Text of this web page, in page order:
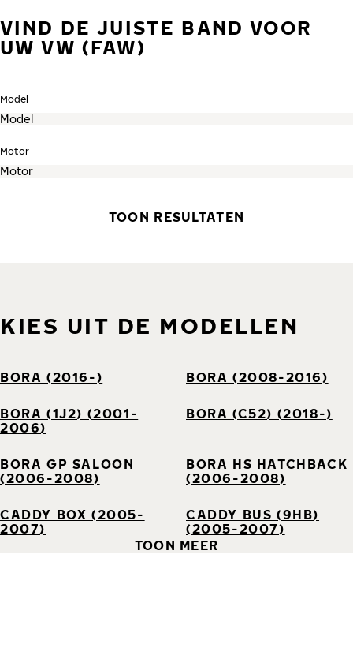
VIND DE JUISTE BAND VOOR
UW VW (FAW)
Model
Motor
TOON RESULTATEN
KIES UIT DE MODELLEN
BORA (2016-) BORA (2008-2016)
BORA (1J2) (2001-
2006)
BORA (C52) (2018-)
BORA GP SALOON
(2006-2008)
BORA HS HATCHBACK
(2006-2008)
CADDY BOX (2005-
2007)
CADDY BUS (9HB)
(2005-2007)
TOON MEER